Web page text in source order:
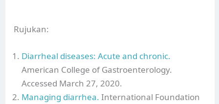
Rujukan:
Diarrheal diseases: Acute and chronic.
American College of Gastroenterology.
Accessed March 27, 2020.
Managing diarrhea.International Foundation